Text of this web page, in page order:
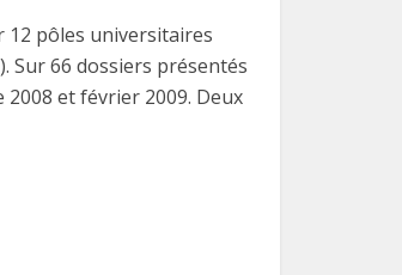
12 pôles universitaires
Sur 66 dossiers présentés
et février 2009. Deux